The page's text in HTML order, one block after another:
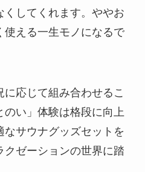
してくれます。ややお
使える一生モノになるで
応じて組み合わせるこ
のい」体験は格段に向上
なサウナグッズセットを
クゼーションの世界に踏